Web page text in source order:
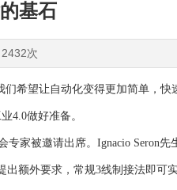
基石
次
希望让自动化变得更加简单，快
4.0做好准备。
专家被邀请出席。Ignacio Seron
出额外要求，常规3线制接法即可